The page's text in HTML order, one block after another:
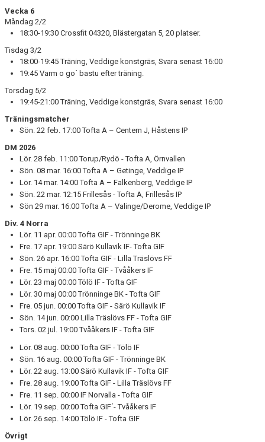
Vecka 6
Måndag 2/2
18:30-19:30 Crossfit 04320, Blästergatan 5, 20 platser.
Tisdag 3/2
18:00-19:45 Träning, Veddige konstgräs, Svara senast 16:00
19:45 Varm o go´ bastu efter träning.
Torsdag 5/2
19:45-21:00 Träning, Veddige konstgräs, Svara senast 16:00
Träningsmatcher
Sön. 22 feb. 17:00Tofta A – Centern J, Håstens IP
DM 2026
Lör. 28 feb. 11:00 Torup/Rydö - Tofta A, Örnvallen
Sön. 08 mar. 16:00 Tofta A – Getinge, Veddige IP
Lör. 14 mar. 14:00 Tofta A – Falkenberg, Veddige IP
Sön. 22 mar. 12:15 Frillesås - Tofta A, Frillesås IP
Sön 29 mar. 16:00 Tofta A – Valinge/Derome, Veddige IP
Div. 4 Norra
Lör. 11 apr. 00:00 Tofta GIF - Trönninge BK
Fre. 17 apr. 19:00 Särö Kullavik IF- Tofta GIF
Sön. 26 apr. 16:00 Tofta GIF - Lilla Träslövs FF
Fre. 15 maj 00:00 Tofta GIF - Tvååkers IF
Lör. 23 maj 00:00 Tölö IF - Tofta GIF
Lör. 30 maj 00:00 Trönninge BK - Tofta GIF
Fre. 05 jun. 00:00 Tofta GIF - Särö Kullavik IF
Sön. 14 jun. 00:00 Lilla Träslövs FF - Tofta GIF
Tors. 02 jul. 19:00 Tvååkers IF - Tofta GIF
Lör. 08 aug. 00:00 Tofta GIF - Tölö IF
Sön. 16 aug. 00:00 Tofta GIF - Trönninge BK
Lör. 22 aug. 13:00 Särö Kullavik IF - Tofta GIF
Fre. 28 aug. 19:00 Tofta GIF - Lilla Träslövs FF
Fre. 11 sep. 00:00 IF Norvalla - Tofta GIF
Lör. 19 sep. 00:00 Tofta GIF´- Tvååkers IF
Lör. 26 sep. 14:00 Tölö IF - Tofta GIF
Övrigt